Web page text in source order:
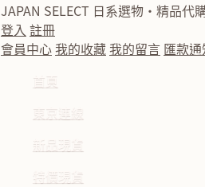
JAPAN SELECT 日系選物・精品代
登入 註冊
會員中心我的收藏我的留言 匯款
首頁
東京連線
新品現貨
特價現貨